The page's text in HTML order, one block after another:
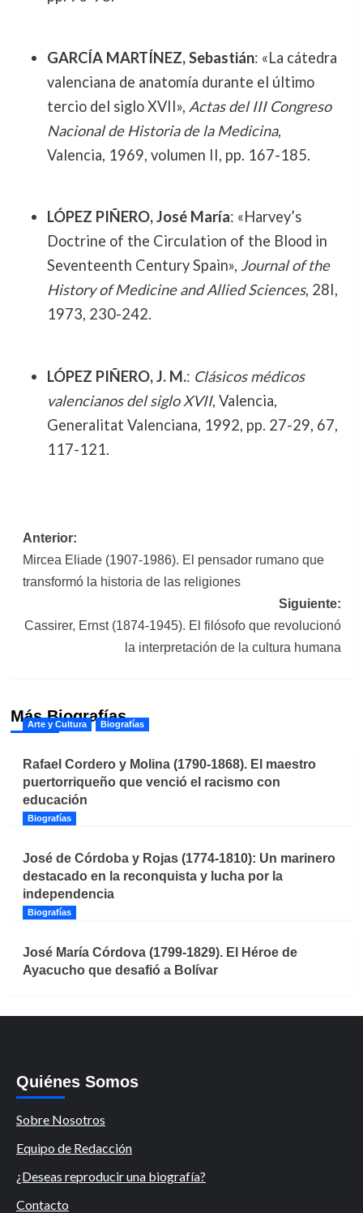
GARCÍA MARTÍNEZ, Sebastián: «La cátedra
valenciana de anatomía durante el último
tercio del siglo XVII», Actas del III Congreso
Nacional de Historia de la Medicina,
Valencia, 1969, volumen II, pp. 167-185.
LÓPEZ PIÑERO, José María: «Harvey’s
Doctrine of the Circulation of the Blood in
Seventeenth Century Spain», Journal of the
History of Medicine and Allied Sciences, 28I,
1973, 230-242.
LÓPEZ PIÑERO, J. M.: Clásicos médicos
valencianos del siglo XVII, Valencia,
Generalitat Valenciana, 1992, pp. 27-29, 67,
117-121.
Navegación
de
Anterior:
Mircea Eliade (1907-1986). El pensador rumano que
transformó la historia de las religiones
Siguiente:
Cassirer, Ernst (1874-1945). El filósofo que revolucionó
la interpretación de la cultura humana
Más Biografías
Arte y Cultura Biografías
Rafael Cordero y Molina (1790-1868). El maestro
puertorriqueño que venció el racismo con
educación
Biografías
José de Córdoba y Rojas (1774-1810): Un marinero
destacado en la reconquista y lucha por la
independencia
Biografías
José María Córdova (1799-1829). El Héroe de
Ayacucho que desafió a Bolívar
Quiénes Somos
Sobre Nosotros
Equipo de Redacción
¿Deseas reproducir una biografía?
Contacto